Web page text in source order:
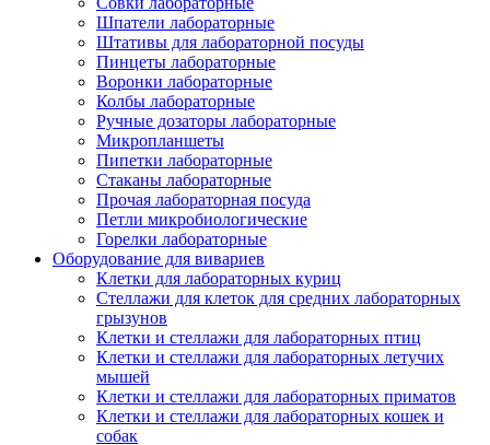
Шпатели лабораторные
Штативы для лабораторной посуды
Пинцеты лабораторные
Воронки лабораторные
Колбы лабораторные
Ручные дозаторы лабораторные
Микропланшеты
Пипетки лабораторные
Стаканы лабораторные
Прочая лабораторная посуда
Петли микробиологические
Горелки лабораторные
Оборудование для вивариев
Клетки для лабораторных куриц
Стеллажи для клеток для средних лабораторных
грызунов
Клетки и стеллажи для лабораторных птиц
Клетки и стеллажи для лабораторных летучих
мышей
Клетки и стеллажи для лабораторных приматов
Клетки и стеллажи для лабораторных кошек и
собак